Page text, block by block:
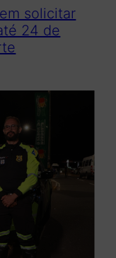
solicitar
24 de